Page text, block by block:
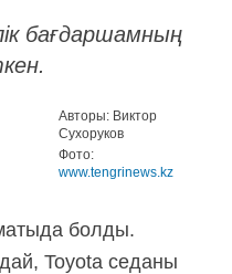
бағдаршамның
Авторы: Виктор
Сухоруков
Фото:
www.tengrinews.kz
болды.
Toyota седаны